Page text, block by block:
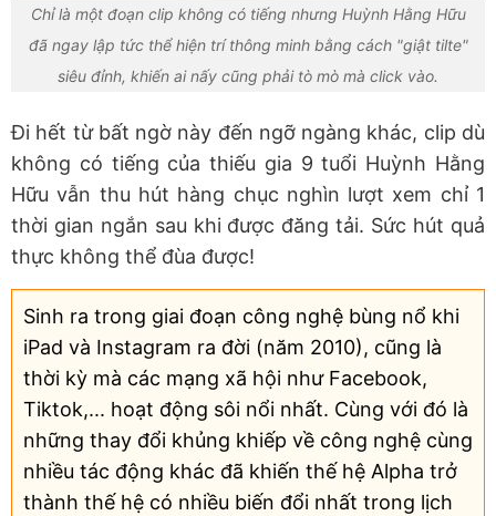
Chỉ là một đoạn clip không có tiếng nhưng Huỳnh Hằng Hữu
đã ngay lập tức thể hiện trí thông minh bằng cách "giật tilte"
siêu đỉnh, khiến ai nấy cũng phải tò mò mà click vào.
Đi hết từ bất ngờ này đến ngỡ ngàng khác, clip dù
không có tiếng của thiếu gia 9 tuổi Huỳnh Hằng
Hữu vẫn thu hút hàng chục nghìn lượt xem chỉ 1
thời gian ngắn sau khi được đăng tải. Sức hút quả
thực không thể đùa được!
Sinh ra trong giai đoạn công nghệ bùng nổ khi
iPad và Instagram ra đời (năm 2010), cũng là
thời kỳ mà các mạng xã hội như Facebook,
Tiktok,... hoạt động sôi nổi nhất. Cùng với đó là
những thay đổi khủng khiếp về công nghệ cùng
nhiều tác động khác đã khiến thế hệ Alpha trở
thành thế hệ có nhiều biến đổi nhất trong lịch